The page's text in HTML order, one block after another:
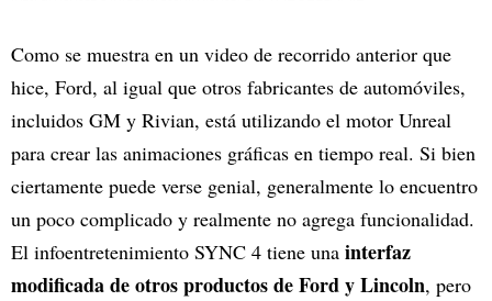
Como se muestra en un video de recorrido anterior que
hice, Ford, al igual que otros fabricantes de automóviles,
incluidos GM y Rivian, está utilizando el motor Unreal
para crear las animaciones gráficas en tiempo real. Si bien
ciertamente puede verse genial, generalmente lo encuentro
un poco complicado y realmente no agrega funcionalidad.
El infoentretenimiento SYNC 4 tiene una interfaz
modificada de otros productos de Ford y Lincoln, pero